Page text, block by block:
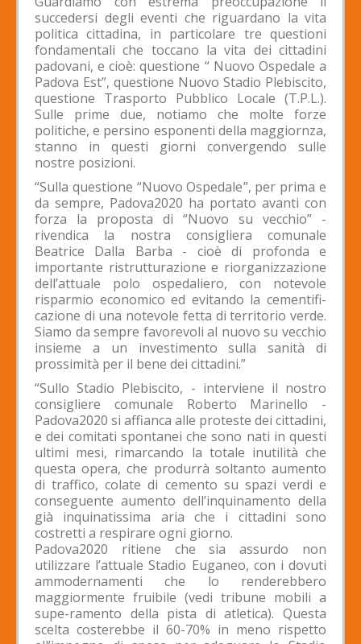
succedersi degli eventi che riguardano la vita
politica cittadina, in particolare tre questioni
fondamentali che toccano la vita dei cittadini
padovani, e cioè: questione “ Nuovo Ospedale a
Padova Est”, questione Nuovo Stadio Plebiscito,
questione Trasporto Pubblico Locale (T.P.L.).
Sulle prime due, notiamo che molte forze
politiche, e persino esponenti della maggiornza,
stanno in questi giorni convergendo sulle
nostre posizioni.
“Sulla questione “Nuovo Ospedale”, per prima e
da sempre, Padova2020 ha portato avanti con
forza la proposta di “Nuovo su vecchio” -
rivendica la nostra consigliera comunale
Beatrice Dalla Barba - cioè di profonda e
importante ristrutturazione e riorganizzazione
dell’attuale polo ospedaliero, con notevole
risparmio economico ed evitando la cementifi-
cazione di una notevole fetta di territorio verde.
Siamo da sempre favorevoli al nuovo su vecchio
insieme a un investimento sulla sanità di
prossimità per il bene dei cittadini.”
“Sullo Stadio Plebiscito, - interviene il nostro
consigliere comunale Roberto Marinello -
Padova2020 si affianca alle proteste dei cittadini,
e dei comitati spontanei che sono nati in questi
ultimi mesi, rimarcando la totale inutilità che
questa opera, che produrrà soltanto aumento
di traffico, colate di cemento su spazi verdi e
conseguente aumento dell’inquinamento della
già inquinatissima aria che i cittadini sono
costretti a respirare ogni giorno.
Padova2020 ritiene che sia assurdo non
utilizzare l’attuale Stadio Euganeo, con i dovuti
ammodernamenti che lo renderebbero
maggiormente fruibile (vedi tribune mobili a
supe-ramento della pista di atletica). Questa
scelta costerebbe il 60-70% in meno rispetto